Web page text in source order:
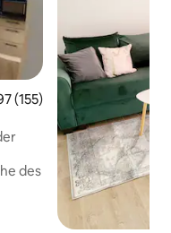
Bewertung:
(155)
des